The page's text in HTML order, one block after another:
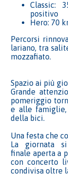
Classic:
positivo
Hero: 70
Percorsi
lariano, tra
mozzafiato.
Spazio ai più
Grande
pomeriggio
e alle
della bici.
Una festa che
La giornata
finale aperta a
con concerto
condivisa oltre